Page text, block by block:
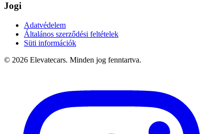
Jogi
Adatvédelem
Általános szerződési feltételek
Süti információk
© 2026 Elevatecars. Minden jog fenntartva.